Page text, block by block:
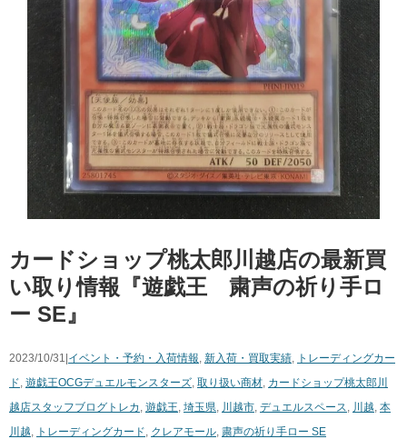
カードショップ桃太郎川越店の最新買
い取り情報『遊戯王 粛声の祈り手ロ
ー ​SE』
2023/10/31| イベント・予約・入荷情報, 新入荷・買取実績, トレーディングカー
ド, 遊戯王OCGデュエルモンスターズ, 取り扱い商材, カードショップ桃太郎川
越店スタッフブログ トレカ , 遊戯王, 埼玉県, 川越市, デュエルスペース, 川越, 本
川越, トレーディングカード, クレアモール, 粛声の祈り手ロー ​SE